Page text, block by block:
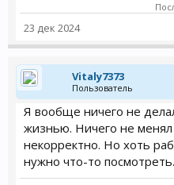
23 дек 2024
Vitaly7373
Пользователь
Я вообще ничего не
жизнью. Ничего не
некорректно. Но хоть
нужно что-то посмотреть.